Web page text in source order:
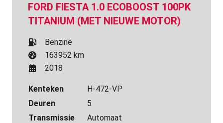
FORD FIESTA 1.0 ECOBOOST 100PK
TITANIUM (MET NIEUWE MOTOR)
Benzine
163952 km
2018
Kenteken
H-472-VP
Deuren
5
Transmissie
Automaat